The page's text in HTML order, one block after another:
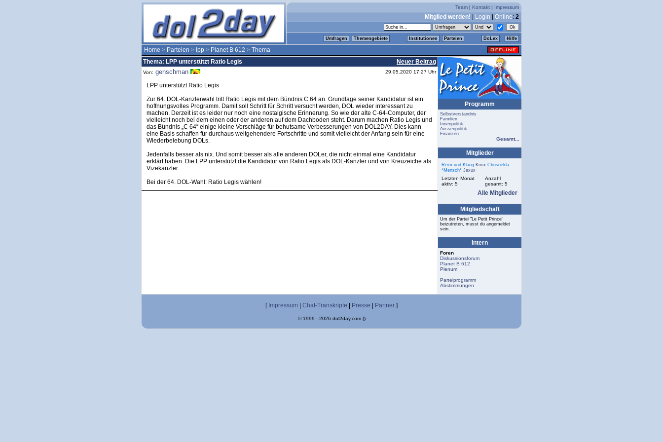
Team | Kontakt | Impressum
Mitglied werden! Login Online: 2
Umfragen Themengebiete Institutionen Parteien DoLex Hilfe
Home > Parteien > lpp > Planet B 612 > Thema
Thema: LPP unterstützt Ratio Legis
Neuer Beitrag
Von: genschman 29.05.2020 17:27 Uhr
LPP unterstützt Ratio Legis
Zur 64. DOL-Kanzlerwahl tritt Ratio Legis mit dem Bündnis C 64 an. Grundlage seiner Kandidatur ist ein
hoffnungsvolles Programm. Damit soll Schritt für Schritt versucht werden, DOL wieder interessant zu
machen. Derzeit ist es leider nur noch eine nostalgische Erinnerung. So wie der alte C-64-Computer, der
vielleicht noch bei dem einen oder der anderen auf dem Dachboden steht. Darum machen Ratio Legis und
das Bündnis „C 64“ einige kleine Vorschläge für behutsame Verbesserungen von DOL2DAY. Dies kann
eine Basis schaffen für durchaus weitgehendere Fortschritte und somit vielleicht der Anfang sein für eine
Wiederbelebung DOLs.
Jedenfalls besser als nix. Und somit besser als alle anderen DOLer, die nicht einmal eine Kandidatur
erklärt haben. Die LPP unterstützt die Kandidatur von Ratio Legis als DOL-Kanzler und von Kreuzeiche als
Vizekanzler.
Bei der 64. DOL-Wahl: Ratio Legis wählen!
Programm
Selbstverständnis
Familien
Innenpolitik
Aussenpolitik
Finanzen
Gesamt...
Mitglieder
Reim-und-Klang Knox Chrisnelda
*Mensch* Jexux
Letzten Monat
aktiv: 5
Anzahl
gesamt: 5
Alle Mitglieder
Mitgliedschaft
Um der Partei "Le Petit Prince"
beizutreten, musst du angemeldet
sein.
Intern
Foren
Diskussionsforum
Planet B 612
Plenum
Parteiprogramm
Abstimmungen
[ Impressum Chat-Transkripte Presse Partner ]
© 1999 - 2026 dol2day.com ()